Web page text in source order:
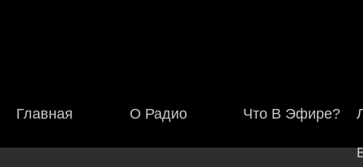
Главная О Радио Что В Эфире?